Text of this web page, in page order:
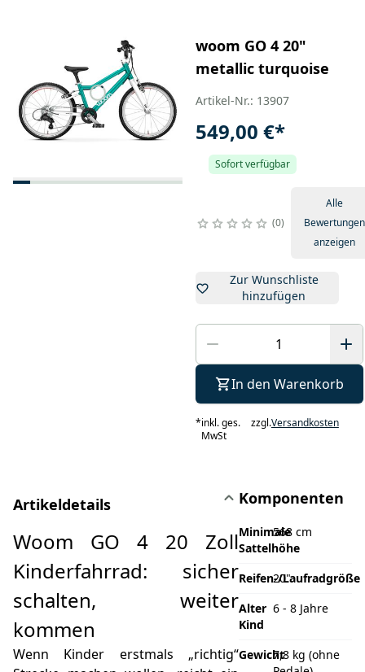
woom GO 4 20"
metallic turquoise
Artikel-Nr.: 13907
549,00 €*
Sofort verfügbar
0
Alle
Bewertungen
anzeigen
Zur Wunschliste
hinzufügen
In den Warenkorb
*inkl. ges.
MwSt
zzgl.Versandkosten
Artikeldetails
Woom GO 4 20 Zoll
Kinderfahrrad: sicher
schalten, weiter
kommen
Wenn Kinder erstmals „richtig“
Komponenten
Minimale
Sattelhöhe
568 cm
Reifen-/Laufradgröße
20"
Alter
Kind
6 - 8 Jahre
Gewicht7,8 kg (ohne